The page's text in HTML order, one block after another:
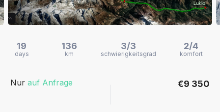
19
days
136
km
3/3
schwierigkeitsgrad
2/4
komfort
Nur auf Anfrage €9 350